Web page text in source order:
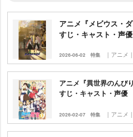
アニメ『メビウス・
すじ・キャスト・声優
2026-06-02 特集 ｜アニメ｜
アニメ『異世界のんび
すじ・キャスト・声優
2026-02-07 特集 ｜アニメ｜